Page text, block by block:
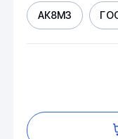
АК8М3